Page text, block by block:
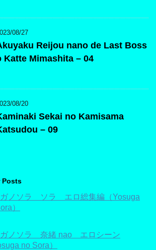
08/27
Reijou nano de Last Boss
Katte Mimashita – 04
08/20
Sekai no Kamisama
– 09
Posts
ガノソラ ソラ エロ総集編（Yosuga
）
ガノソラ 奈緒 nao エロシーン
no Sora）